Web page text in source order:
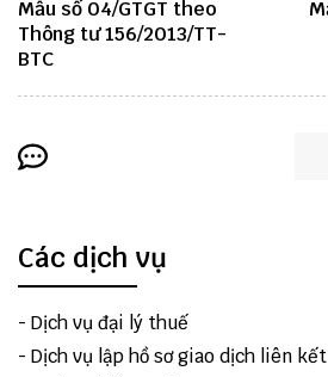
Mẫu số 04/GTGT theo
Thông tư 156/2013/TT-
BTC
Các dịch vụ
- Dịch vụ đại lý thuế
- Dịch vụ lập hồ sơ giao dịch liên kết